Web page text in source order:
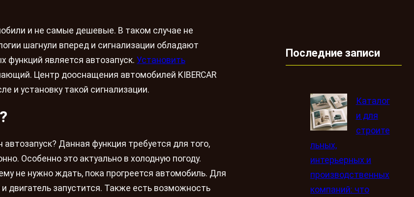
и не самые дешевые. В таком случае не
шагнули вперед и сигнализации обладают
является автозапуск. Установить
Центр дооснащения автомобилей KIBERCAR
и установку такой сигнализации.
Данная функция требуется для того,
Особенно это актуально в холодную погоду.
не нужно ждать, пока прогреется автомобиль. Для
двигатель запустится. Также есть возможность
Последние записи
Каталог
и для
строите
льных,
интерьерных и
производственных
компаний: что